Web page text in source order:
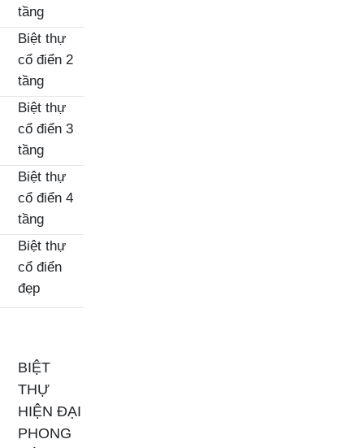
tầng
Biệt thự
cổ điển 2
tầng
Biệt thự
cổ điển 3
tầng
Biệt thự
cổ điển 4
tầng
Biệt thự
cổ điển
đẹp
BIỆT
THỰ
HIỆN ĐẠI
PHONG